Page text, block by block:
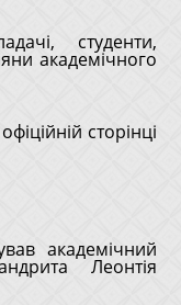
студенти,
академічного
сторінці
академічний
Леонтія